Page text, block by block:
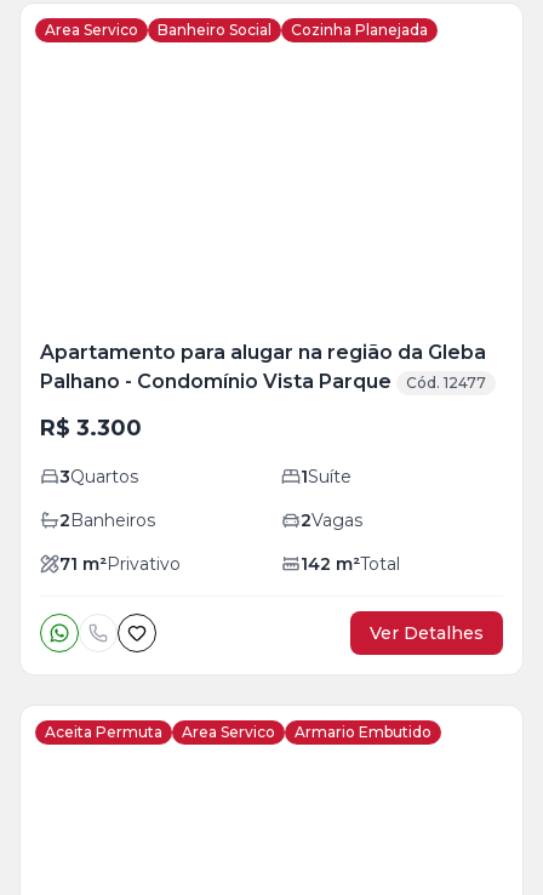
Area Servico Banheiro Social Cozinha Planejada
Apartamento para alugar na região da Gleba
Palhano - Condomínio Vista Parque
Cód. 12477
R$ 3.300
3Quartos 1Suíte
2Banheiros 2Vagas
71 m²Privativo 142 m²Total
Ver Detalhes
Aceita Permuta Area Servico Armario Embutido